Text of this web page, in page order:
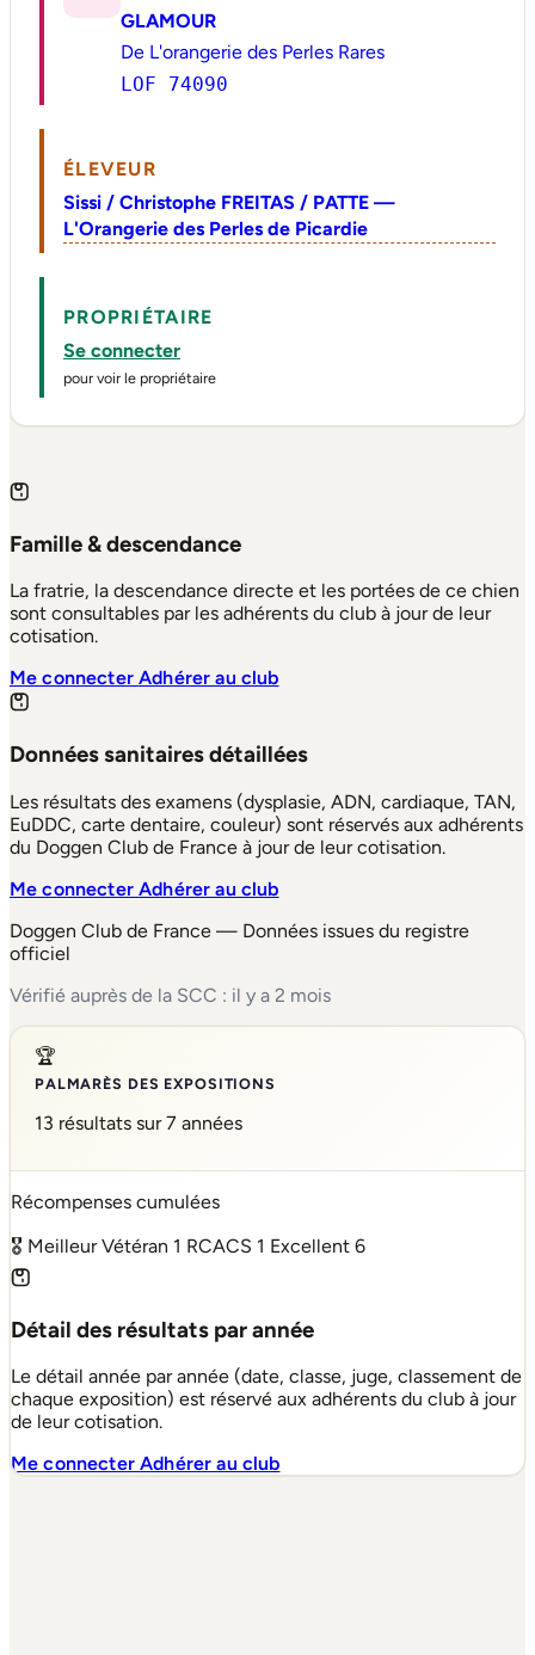
GLAMOUR
De L'orangerie des Perles Rares
LOF 74090
ÉLEVEUR
Sissi / Christophe FREITAS / PATTE —
L'Orangerie des Perles de Picardie
PROPRIÉTAIRE
Se connecter
pour voir le propriétaire
Famille & descendance
La fratrie, la descendance directe et les portées de ce chien
sont consultables par les adhérents du club à jour de leur
cotisation.
Me connecterAdhérer au club
Données sanitaires détaillées
Les résultats des examens (dysplasie, ADN, cardiaque, TAN,
EuDDC, carte dentaire, couleur) sont réservés aux adhérents
du Doggen Club de France à jour de leur cotisation.
Me connecterAdhérer au club
Doggen Club de France — Données issues du registre
officiel
Vérifié auprès de la SCC : il y a 2 mois
🏆
PALMARÈS DES EXPOSITIONS
13 résultats sur 7 années
Récompenses cumulées
🎖 Meilleur Vétéran 1 RCACS 1 Excellent 6
Détail des résultats par année
Le détail année par année (date, classe, juge, classement de
chaque exposition) est réservé aux adhérents du club à jour
de leur cotisation.
Me connecterAdhérer au club